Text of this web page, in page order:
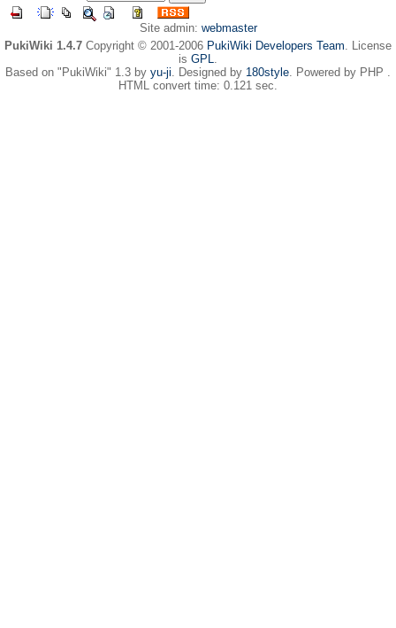
Site admin: webmaster
PukiWiki 1.4.7 Copyright © 2001-2006 PukiWiki Developers Team. License
is GPL.
Based on "PukiWiki" 1.3 by yu-ji. Designed by 180style. Powered by PHP .
HTML convert time: 0.121 sec.